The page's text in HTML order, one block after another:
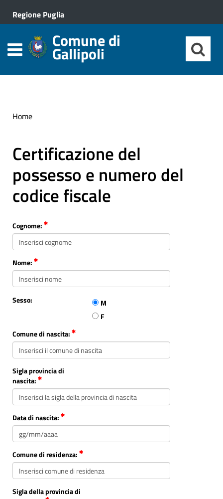
Regione Puglia
Comune di
Gallipoli
Home
Certificazione del
possesso e numero del
codice fiscale
Cognome:
Nome:
Sesso:
M
F
Comune di nascita:
Sigla provincia di
nascita:
Data di nascita:
Comune di residenza:
Sigla della provincia di